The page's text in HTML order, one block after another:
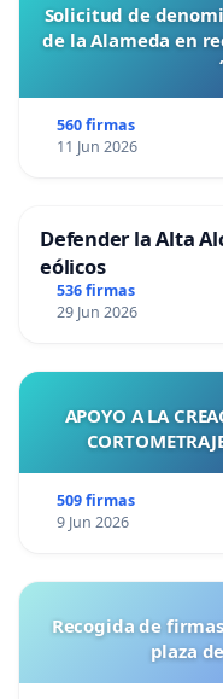
Solicitud de
de la Alameda en
560 firmas
11 Jun 2026
Defender la Alta
eólicos
536 firmas
29 Jun 2026
APOYO A LA
509 firmas
9 Jun 2026
Recogida de
plaza